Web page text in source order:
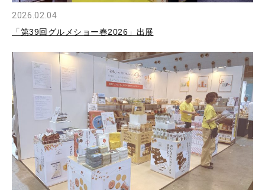
2026.02.04
「第39回グルメショー春2026」出展